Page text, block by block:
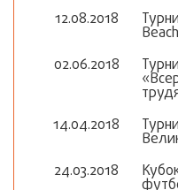
12.08.2018
02.06.2018
14.04.2018
24.03.2018